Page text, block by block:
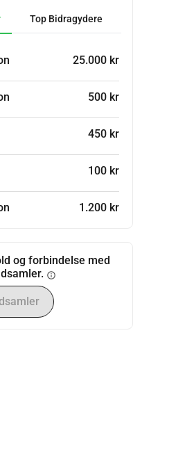
Top Bidragydere
25.000 kr
500 kr
450 kr
100 kr
1.200 kr
og forbindelse med
info